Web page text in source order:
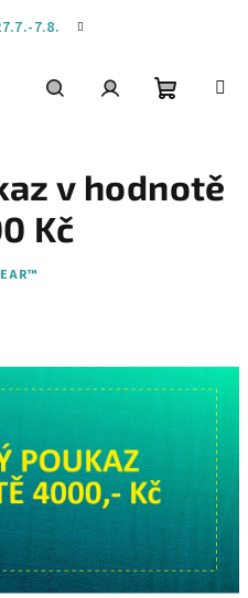
7.8.
košík
v hodnotě
Kč